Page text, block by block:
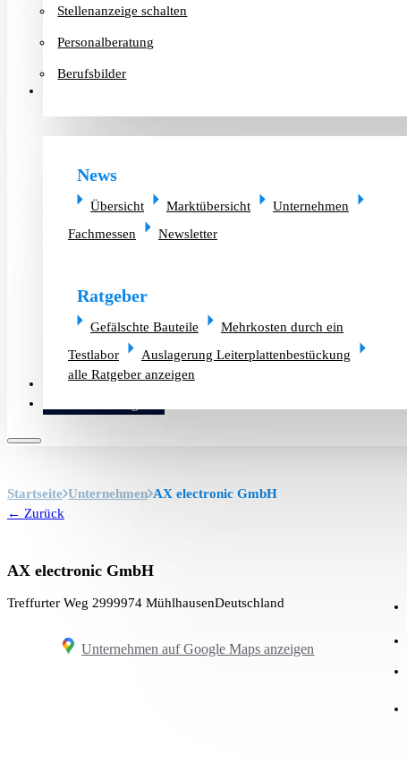
Stellenanzeige schalten
Personalberatung
Berufsbilder
News
Übersicht Marktübersicht
Unternehmen
Fachmessen
Newsletter
Ratgeber
Gefälschte Bauteile
Mehrkosten durch ein
Testlabor
Auslagerung Leiterplattenbestückung
alle Ratgeber anzeigen
Altlager verkaufen
Startseite Unternehmen AX electronic GmbH
← Zurück
AX electronic GmbH
Treffurter Weg 2999974 MühlhausenDeutschland
Unternehmen auf Google Maps anzeigen